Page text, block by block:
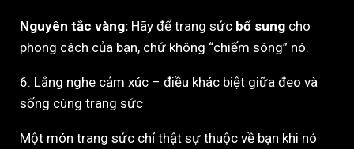
Nguyên tắc vàng: Hãy để trang sức bổ sung cho
phong cách của bạn, chứ không “chiếm sóng” nó.
6. Lắng nghe cảm xúc – điều khác biệt giữa đeo và
sống cùng trang sức
Một món trang sức chỉ thật sự thuộc về bạn khi nó